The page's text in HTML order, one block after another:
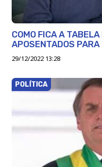
COMO FICA A
APOSENTADOS
29/12/2022 13:28
POLÍTICA